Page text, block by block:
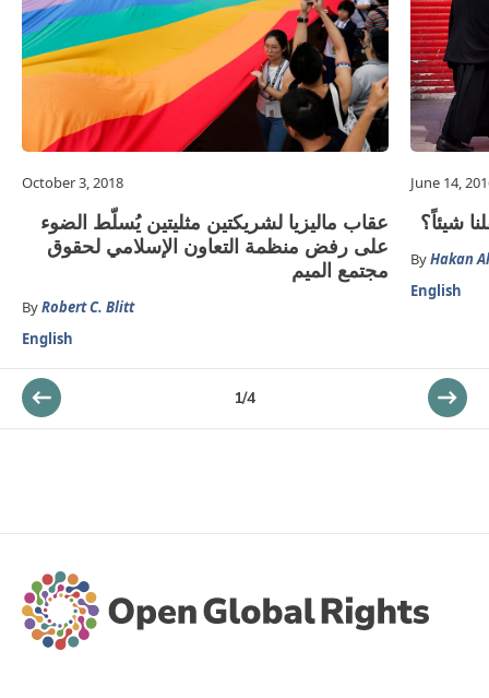
October 3, 2018
عقاب ماليزيا لشريكتين مثليتين يُسلّط الضوء
على رفض منظمة التعاون الإسلامي لحقوق
مجتمع الميم
ByRobert C. Blitt
English
June 14,
شيئاً؟
ByHakan
English
1/4